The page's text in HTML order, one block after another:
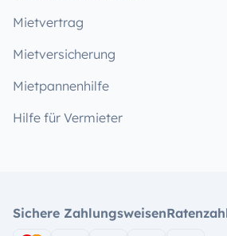
Mietvertrag
Mietversicherung
Mietpannenhilfe
Hilfe für Vermieter
Sichere Zahlungsweisen